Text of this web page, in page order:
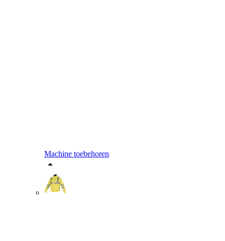
Machine toebehoren